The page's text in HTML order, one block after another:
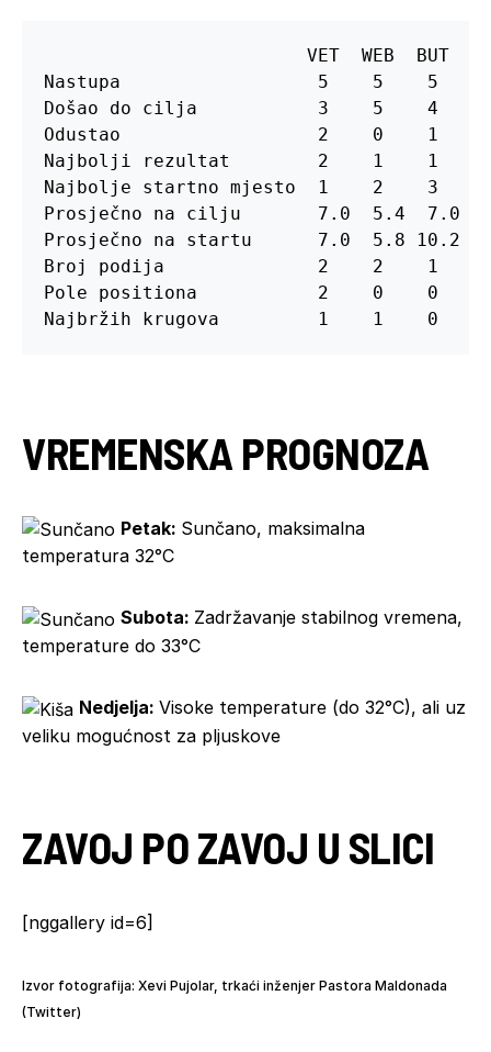
VET  WEB  BUT
Nastupa                  5    5    5
Došao do cilja           3    5    4
Odustao                  2    0    1
Najbolji rezultat        2    1    1
Najbolje startno mjesto  1    2    3
Prosječno na cilju       7.0  5.4  7.0
Prosječno na startu      7.0  5.8 10.2
Broj podija              2    2    1
Pole positiona           2    0    0
Najbržih krugova         1    1    0
VREMENSKA PROGNOZA
Petak: Sunčano, maksimalna
temperatura 32°C
Subota: Zadržavanje stabilnog vremena,
temperature do 33°C
Nedjelja: Visoke temperature (do 32°C), ali uz
veliku mogućnost za pljuskove
ZAVOJ PO ZAVOJ U SLICI
[nggallery id=6]
Izvor fotografija: Xevi Pujolar, trkaći inženjer Pastora Maldonada
(Twitter)